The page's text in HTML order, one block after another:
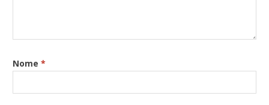
Nome*